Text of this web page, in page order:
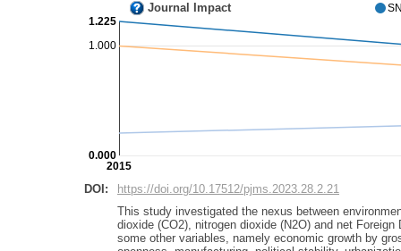
Journal Impact
2015
1.000
0.000
1.225
DOI: https://doi.org/10.17512/pjms.2023.28.2.21
This study investigated the nexus between
dioxide (CO2), nitrogen dioxide (N2O) and net
some other variables, namely economic growth by